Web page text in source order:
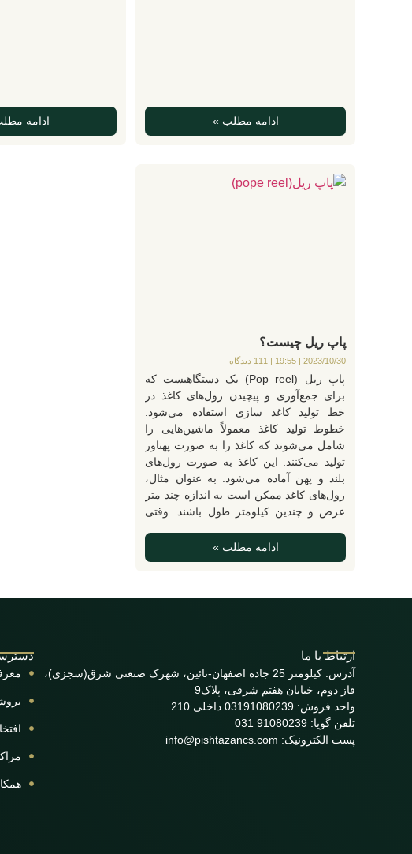
ادامه مطلب » ادامه
پاپ ریل چیست؟
2023/10/30
پاپ ریل (Pop reel) یک دستگاهیست که
برای جمع‌آوری و پیچیدن رول‌های کاغذ در
خط تولید کاغذ سازی استفاده می‌شود.
خطوط تولید کاغذ معمولاً ماشین‌هایی را
شامل می‌شوند که کاغذ را به صورت پهناور
تولید می‌کنند. این کاغذ به صورت رول‌های
بلند و پهن آماده می‌شود. به عنوان مثال،
رول‌های کاغذ ممکن است به اندازه چند متر
عرض و چندین کیلومتر طول باشند. وقتی
برای انتقال، ذخیره سازی یا حمل و نقل به
مقصد نهایی، رول‌های کاغذ باید جمع‌آوری و
پیچشی آن‌ها را به ریل تبدیل کند.
ادامه مطلب »
ارتباط با ما
آدرس: کیلومتر 25 جاده اصفهان-نائین، شهرک صنعتی شرق(سجزی)،
فاز دوم، خیابان هفتم شرقی، پلاک9
واحد فروش: 03191080239 داخلی 210
تلفن گویا: 91080239 031
پست الکترونیک: info@pishtazancs.com